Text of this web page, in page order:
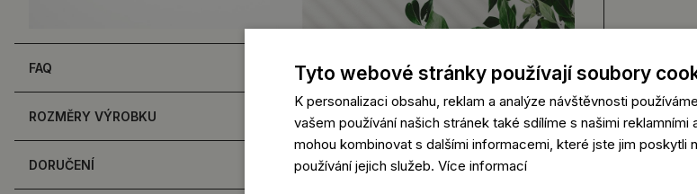
FAQ
ROZMĚRY VÝROBKU
DORUČENÍ
Tyto webové stránky používají soubory
K personalizaci obsahu, reklam a analýze návštěvnosti
vašem používání našich stránek také sdílíme s našimi reklamními
mohou kombinovat s dalšími informacemi, které jste jim poskytli
používání jejich služeb. Více informací